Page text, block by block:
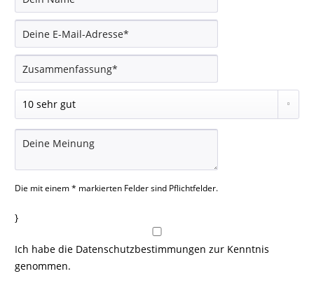
Die mit einem * markierten Felder sind Pflichtfelder.
}
Ich habe die Datenschutzbestimmungen zur Kenntnis
genommen.